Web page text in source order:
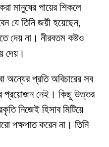
মানুষের পায়ের শিকলে
যে তিনি জয়ী হয়েছেন,
দেয় না। নীরবতম কষ্টও
দেয়।
অন্যের প্রতি অবিচারের সব
প্রয়োজন নেই। কিছু উত্তর
নিজেই হিসাব মিটিয়ে
পক্ষপাত করেন না। তিনি